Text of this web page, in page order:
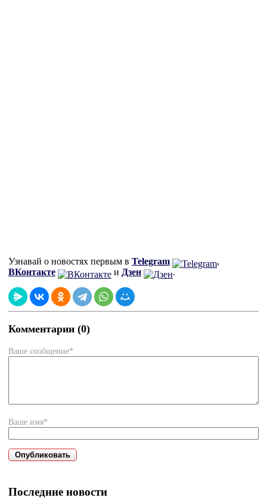
Узнавай о новостях первым в Telegram
,
ВКонтакте
и Дзен .
Комментарии (0)
Ваше сообщение*
Ваше имя*
Последние новости